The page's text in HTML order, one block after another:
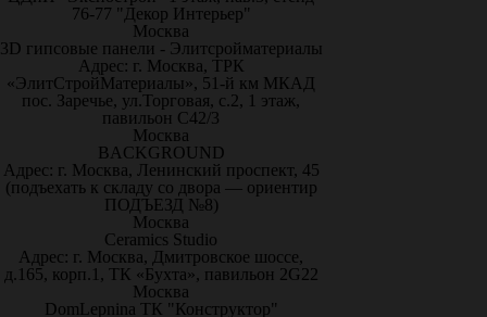
76-77 "Декор Интерьер"
Москва
3D гипсовые панели - Элитсройматериалы
Адрес: г. Москва, ТРК
«ЭлитСтройМатериалы», 51-й км МКАД
пос. Заречье, ул.Торговая, с.2, 1 этаж,
павильон С42/3
Москва
BACKGROUND
Адрес: г. Москва, Ленинский проспект, 45
(подъехать к складу со двора — ориентир
ПОДЪЕЗД №8)
Москва
Ceramics Studio
Адрес: г. Москва, Дмитровское шоссе,
д.165, корп.1, ТК «Бухта», павильон 2G22
Москва
DomLepnina ТК "Конструктор"